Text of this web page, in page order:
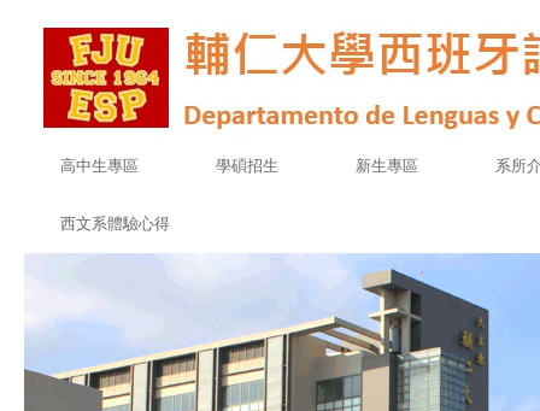
高中生專區 學碩招生 新生專區 系所
西文系體驗心得